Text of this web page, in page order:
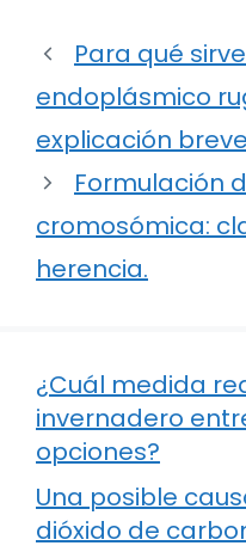
Para qué
endoplásmico
explicación
Formulación
cromosómica:
herencia.
¿Cuál medida
invernadero
opciones?
Una posible
dióxido de